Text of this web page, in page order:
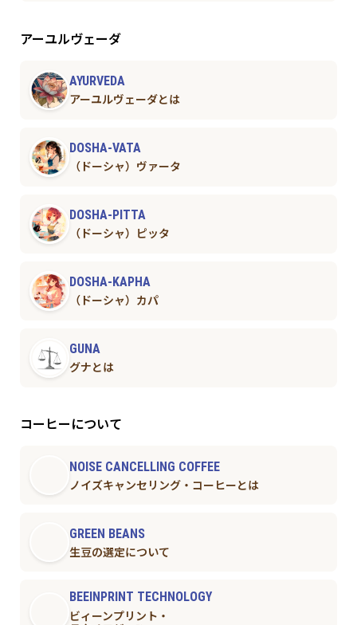
アーユルヴェーダ
AYURVEDA
アーユルヴェーダとは
DOSHA-VATA
（ドーシャ）ヴァータ
DOSHA-PITTA
（ドーシャ）ピッタ
DOSHA-KAPHA
（ドーシャ）カパ
GUNA
グナとは
コーヒーについて
NOISE CANCELLING COFFEE
ノイズキャンセリング・コーヒーとは
GREEN BEANS
生豆の選定について
BEEINPRINT TECHNOLOGY
ビィーンプリント・